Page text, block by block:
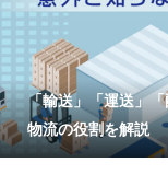
「輸送」「運送」
物流の役割を解説